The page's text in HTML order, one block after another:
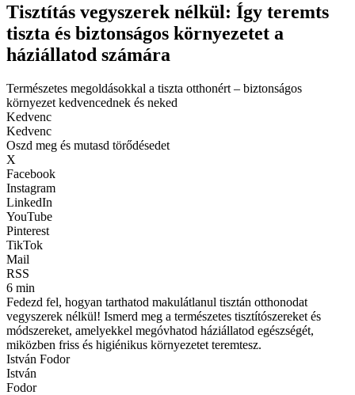
Tisztítás vegyszerek nélkül: Így teremts
tiszta és biztonságos környezetet a
háziállatod számára
Természetes megoldásokkal a tiszta otthonért – biztonságos
környezet kedvencednek és neked
Kedvenc
Kedvenc
Oszd meg és mutasd törődésedet
X
Facebook
Instagram
LinkedIn
YouTube
Pinterest
TikTok
Mail
RSS
6 min
Fedezd fel, hogyan tarthatod makulátlanul tisztán otthonodat
vegyszerek nélkül! Ismerd meg a természetes tisztítószereket és
módszereket, amelyekkel megóvhatod háziállatod egészségét,
miközben friss és higiénikus környezetet teremtesz.
István Fodor
István
Fodor